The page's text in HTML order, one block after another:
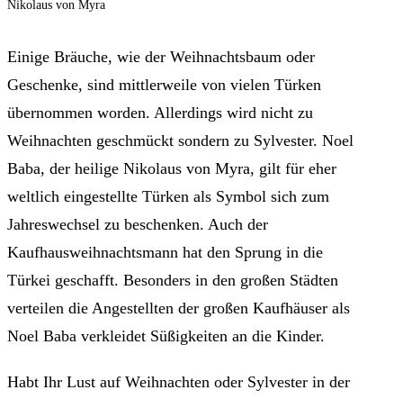
Nikolaus von Myra
Einige Bräuche, wie der Weihnachtsbaum oder
Geschenke, sind mittlerweile von vielen Türken
übernommen worden. Allerdings wird nicht zu
Weihnachten geschmückt sondern zu Sylvester. Noel
Baba, der heilige Nikolaus von Myra, gilt für eher
weltlich eingestellte Türken als Symbol sich zum
Jahreswechsel zu beschenken. Auch der
Kaufhausweihnachtsmann hat den Sprung in die
Türkei geschafft. Besonders in den großen Städten
verteilen die Angestellten der großen Kaufhäuser als
Noel Baba verkleidet Süßigkeiten an die Kinder.
Habt Ihr Lust auf Weihnachten oder Sylvester in der